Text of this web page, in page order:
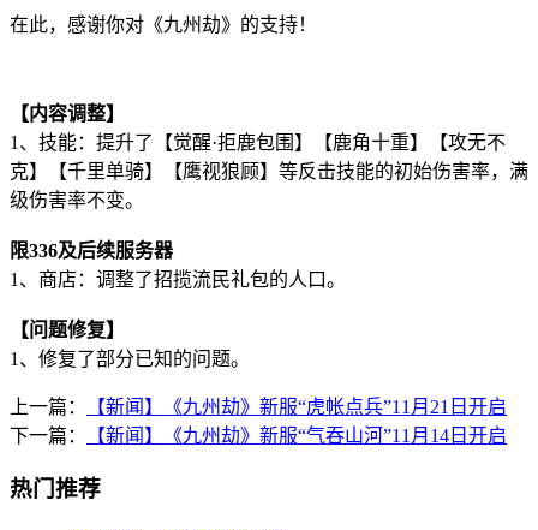
在此，感谢你对《九州劫》的支持！
【内容调整】
1、技能：提升了【觉醒·拒鹿包围】【鹿角十重】【攻无不
克】【千里单骑】【鹰视狼顾】等反击技能的初始伤害率，满
级伤害率不变。
限336及后续服务器
1、商店：调整了招揽流民礼包的人口。
【问题修复】
1、修复了部分已知的问题。
上一篇：
【新闻】《九州劫》新服“虎帐点兵”11月21日开启
下一篇：
【新闻】《九州劫》新服“气吞山河”11月14日开启
热门推荐